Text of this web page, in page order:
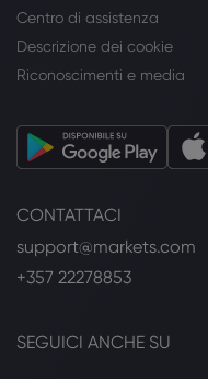
Centro di assistenza
Descrizione dei cookie
Riconoscimenti e media
CONTATTACI
support@markets.com
+357 22278853
SEGUICI ANCHE SU